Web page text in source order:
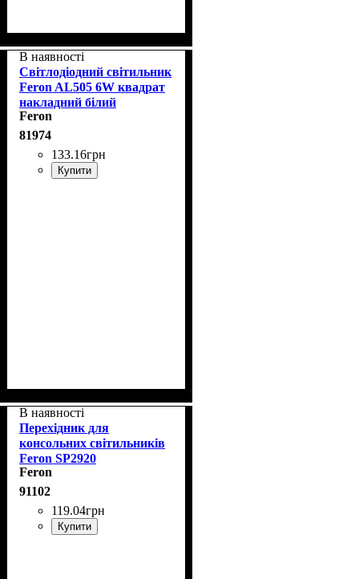
В наявності
Світлодіодний світильник
Feron AL505 6W квадрат
накладний білий
Feron
81974
133.16грн
Купити
В наявності
Перехідник для
консольних світильників
Feron SP2920
Feron
91102
119.04грн
Купити